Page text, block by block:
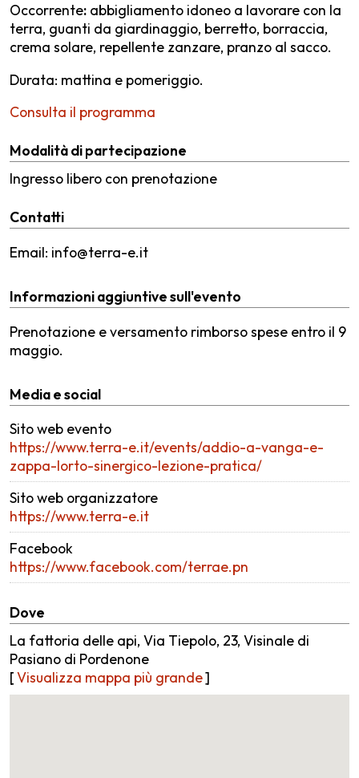
Occorrente: abbigliamento idoneo a lavorare con la
terra, guanti da giardinaggio, berretto, borraccia,
crema solare, repellente zanzare, pranzo al sacco.
Durata: mattina e pomeriggio.
Consulta il programma
Modalità di partecipazione
Ingresso libero con prenotazione
Contatti
Email: info@terra-e.it
Informazioni aggiuntive sull'evento
Prenotazione e versamento rimborso spese entro il 9
maggio.
Media e social
Sito web evento
https://www.terra-e.it/events/addio-a-vanga-e-
zappa-lorto-sinergico-lezione-pratica/
Sito web organizzatore
https://www.terra-e.it
Facebook
https://www.facebook.com/terrae.pn
Dove
La fattoria delle api, Via Tiepolo, 23, Visinale di
Pasiano di Pordenone
[Visualizza mappa più grande]